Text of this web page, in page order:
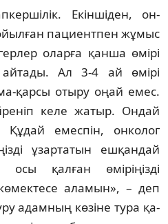
Екіншіден, он­
пациент­пен жұмыс
олар­ға қанша өмірі
Ал 3-4 ай өмірі
қар­сы отыру оңай емес.
келе жатыр. Ондай
Құдай емеспін, онколог
ұзартатын ешқандай
осы қалған өміріңізді
көмектесе аламын», – деп
адамның көзіне тура қа­